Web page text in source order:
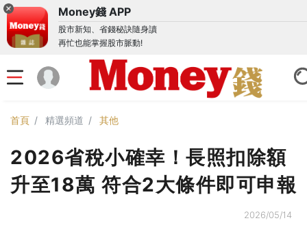
Money錢 APP
股市新知、省錢秘訣隨身讀
再忙也能掌握股市脈動!
首頁 精選頻道 其他
2026省稅小確幸！長照扣除額
升至18萬 符合2大條件即可申報
2026/05/14